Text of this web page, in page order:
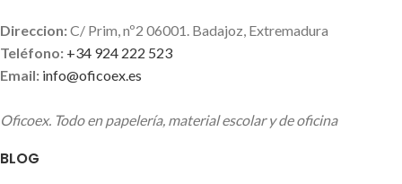
Direccion:C/ Prim, nº2 06001. Badajoz, Extremadura
Teléfono: +34 924 222 523
Email: info@oficoex.es
Oficoex. Todo en papelería, material escolar y de oficina
BLOG